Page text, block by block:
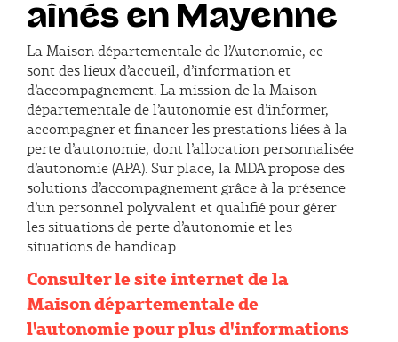
aînés en Mayenne
La Maison départementale de l’Autonomie, ce
sont des lieux d’accueil, d’information et
d’accompagnement. La mission de la Maison
départementale de l’autonomie est d’informer,
accompagner et financer les prestations liées à la
perte d’autonomie, dont l’allocation personnalisée
d’autonomie (APA). Sur place, la MDA propose des
solutions d’accompagnement grâce à la présence
d’un personnel polyvalent et qualifié pour gérer
les situations de perte d’autonomie et les
situations de handicap.
Consulter le site internet de la
Maison départementale de
l'autonomie pour plus d'informations